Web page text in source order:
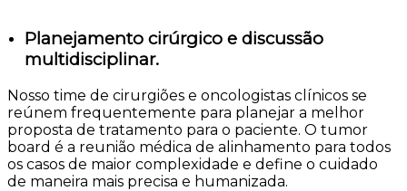
Planejamento cirúrgico e discussão
multidisciplinar.
Nosso time de cirurgiões e oncologistas clínicos se
reúnem frequentemente para planejar a melhor
proposta de tratamento para o paciente. O tumor
board é a reunião médica de alinhamento para todos
os casos de maior complexidade e define o cuidado
de maneira mais precisa e humanizada.